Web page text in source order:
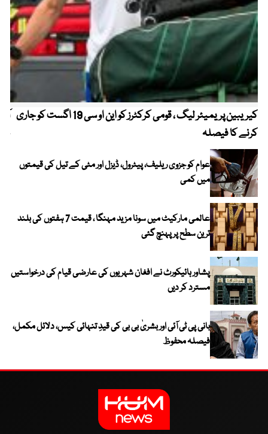
کیریبین پریمیئر لیگ ، قومی کرکٹرز کو این او سی 19 اگست کو جاری
کرنے کا فیصلہ
عوام کو جزوی ریلیف، پیٹرول، ڈیزل اور مٹی کے تیل کی قیمتوں
میں کمی
عالمی مارکیٹ میں سونا مزید مہنگا ، قیمت 7 ہفتوں کی بلند
ترین سطح پر پہنچ گئی
پشاور ہائیکورٹ نے افغان شہریوں کی عارضی قیام کی درخواستیں
مسترد کر دیں
بانی پی ٹی آئی اور بشریٰ بی بی کی قیدِ تنہائی کیس، دلائل مکمل،
فیصلہ محفوظ